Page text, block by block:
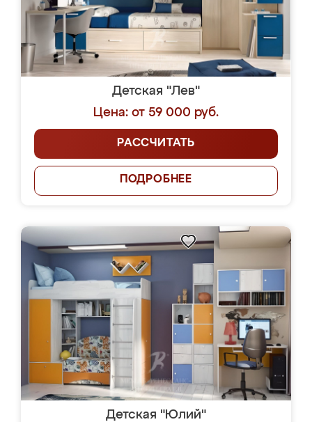
Детская "Лев"
Цена: от 59 000 руб.
РАССЧИТАТЬ
ПОДРОБНЕЕ
Детская "Юлий"